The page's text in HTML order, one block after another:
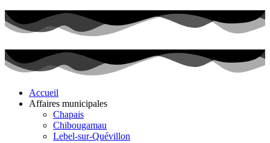
Accueil
Affaires municipales
Chapais
Chibougamau
Lebel-sur-Quévillon